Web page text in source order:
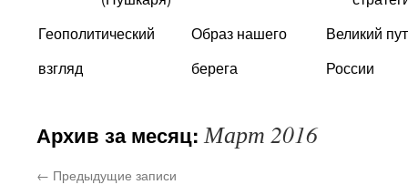
содержимому
Геополитический
взгляд
Образ нашего
берега
Великий
России
Архив за месяц:Март 2016
← Предыдущие записи